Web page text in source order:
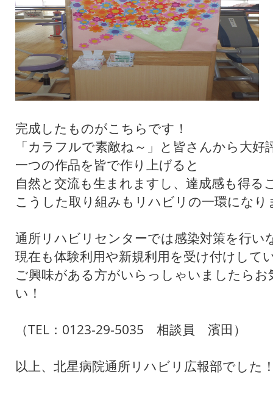
完成したものがこちらです！
「カラフルで素敵ね～」と皆さんから大好
一つの作品を皆で作り上げると
自然と交流も生まれますし、達成感も得る
こうした取り組みもリハビリの一環になり
通所リハビリセンターでは感染対策を行い
現在も体験利用や新規利用を受け付けして
ご興味がある方がいらっしゃいましたら
い！
（TEL：0123‐29‐5035 相談員 濱田）
以上、北星病院通所リハビリ広報部でした